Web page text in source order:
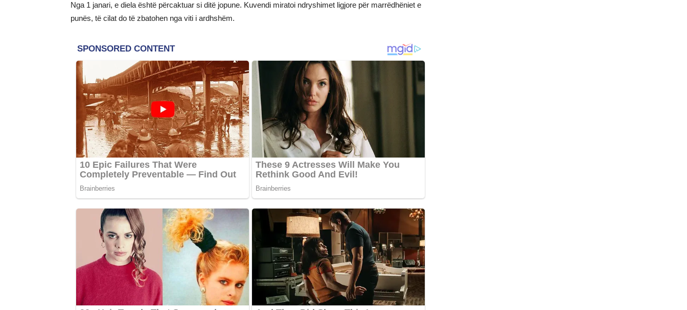
Nga 1 janari, e diela është përcaktuar si ditë jopune. Kuvendi miratoi ndryshimet ligjore për marrëdhëniet e
punës, të cilat do të zbatohen nga viti i ardhshëm.